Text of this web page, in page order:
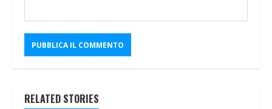
RELATED STORIES